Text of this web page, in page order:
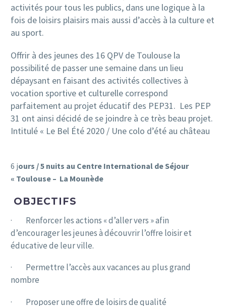
activités pour tous les publics, dans une logique à la
fois de loisirs plaisirs mais aussi d’accès à la culture et
au sport.
Offrir à des jeunes des 16 QPV de Toulouse la
possibilité de passer une semaine dans un lieu
dépaysant en faisant des activités collectives à
vocation sportive et culturelle correspond
parfaitement au projet éducatif des PEP31. Les PEP
31 ont ainsi décidé de se joindre à ce très beau projet.
Intitulé « Le Bel Été 2020 / Une colo d’été au château
6 jours / 5 nuits au Centre International de Séjour
« Toulouse – La Mounède
OBJECTIFS
· Renforcer les actions « d’aller vers » afin
d’encourager les jeunes à découvrir l’offre loisir et
éducative de leur ville.
· Permettre l’accès aux vacances au plus grand
nombre
· Proposer une offre de loisirs de qualité